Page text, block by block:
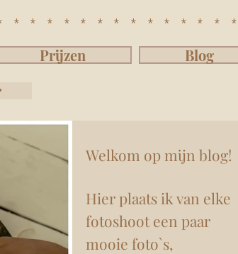
Prijzen Blog
Welkom op mijn blog!
Hier plaats ik van elke
fotoshoot een paar
mooie foto`s,